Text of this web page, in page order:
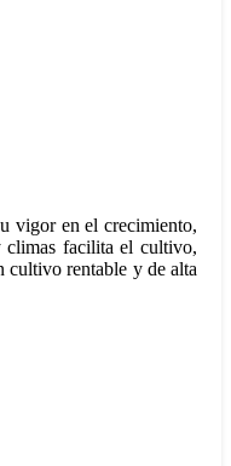
vigor en el crecimiento,
climas facilita el cultivo,
cultivo rentable y de alta